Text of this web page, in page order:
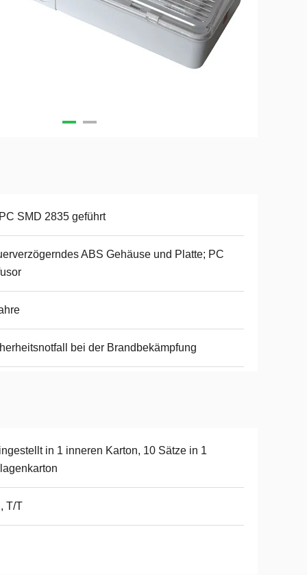
SMD 2835 geführt
ABS Gehäuse und Platte; PC
bei der Brandbekämpfung
in 1 inneren Karton, 10 Sätze in 1
T/T